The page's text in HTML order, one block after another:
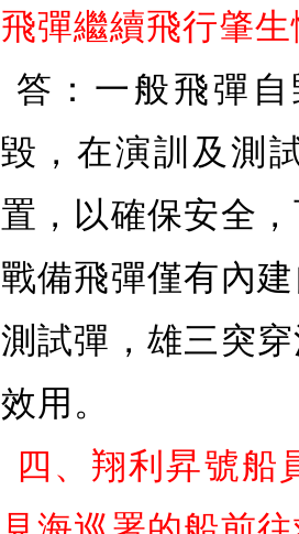
飛彈繼續飛行肇
答：一般飛彈
毀，在演訓及測
置，以確保安全
戰備飛彈僅有內
測試彈，雄三突
效用。
四、翔利昇號船